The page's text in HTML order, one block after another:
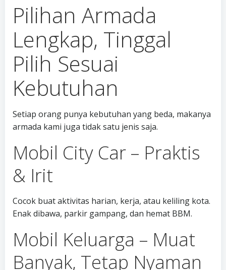
Pilihan Armada
Lengkap, Tinggal
Pilih Sesuai
Kebutuhan
Setiap orang punya kebutuhan yang beda, makanya
armada kami juga tidak satu jenis saja.
Mobil City Car – Praktis
& Irit
Cocok buat aktivitas harian, kerja, atau keliling kota.
Enak dibawa, parkir gampang, dan hemat BBM.
Mobil Keluarga – Muat
Banyak, Tetap Nyaman